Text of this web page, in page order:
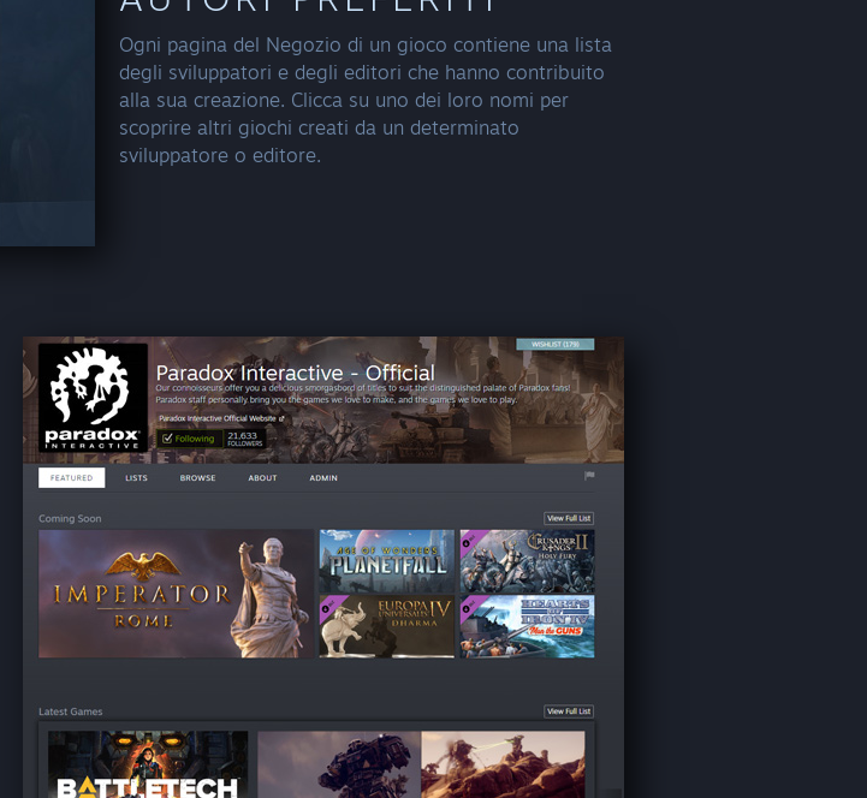
Ogni pagina del Negozio di un gioco contiene una lista
degli sviluppatori e degli editori che hanno contribuito
alla sua creazione. Clicca su uno dei loro nomi per
scoprire altri giochi creati da un determinato
sviluppatore o editore.